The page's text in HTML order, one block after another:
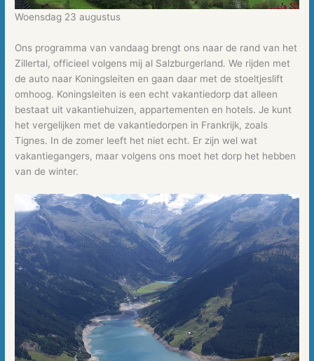
Woensdag 23 augustus
Ons programma van vandaag brengt ons naar de rand van het
Zillertal, officieel volgens mij al Salzburgerland. We rijden met
de auto naar Koningsleiten en gaan daar met de stoeltjeslift
omhoog. Koningsleiten is een echt vakantiedorp dat alleen
bestaat uit vakantiehuizen, appartementen en hotels. Je kunt
het vergelijken met de vakantiedorpen in Frankrijk, zoals
Tignes. In de zomer leeft het niet echt. Er zijn wel wat
vakantiegangers, maar volgens ons moet het dorp het hebben
van de winter.